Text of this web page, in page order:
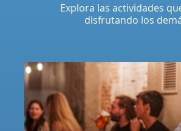
Explora las actividades
disfrutando los